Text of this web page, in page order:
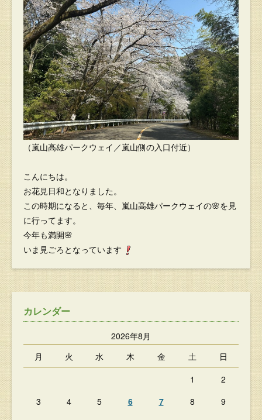
（嵐山高雄パークウェイ／嵐山側の入口付近）
こんにちは。
お花見日和となりました。
この時期になると、毎年、嵐山高雄パークウェイの🌸を見
に行ってます。
今年も満開🌸
いま見ごろとなっています
カレンダー
2026年8月
月
火 水 木 金 土
日
1
2
3
4 5 6 7 8
9